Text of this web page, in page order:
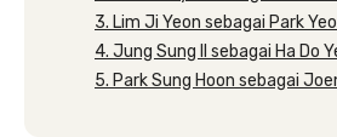
3. Lim Ji Yeon sebagai Park
4. Jung Sung Il sebagai Ha Do
5. Park Sung Hoon sebagai